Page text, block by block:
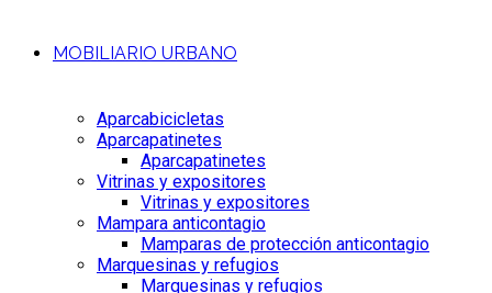
MOBILIARIO URBANO
Aparcabicicletas
Aparcapatinetes
Aparcapatinetes
Vitrinas y expositores
Vitrinas y expositores
Mampara anticontagio
Mamparas de protección anticontagio
Marquesinas y refugios
Marquesinas y refugios